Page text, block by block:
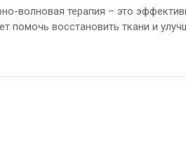
волновая терапия – это
помочь восстановить ткани и